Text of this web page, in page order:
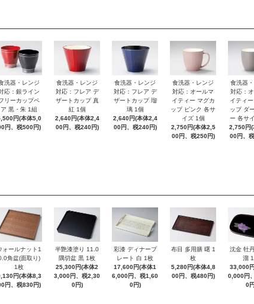
洗器・レンジ
応：銀ライン
リーカップペ
ア 黒・朱 1組
円(本体5,0
円、税500円)
食洗器・レンジ
対応：フレア デ
ザートカップ 真
紅 1個
2,640円(本体2,4
00円、税240円)
食洗器・レンジ
対応：フレア デ
ザートカップ 瑠
璃 1個
2,640円(本体2,4
00円、税240円)
食洗器・レンジ
対応：オールマ
イティー マグカ
ップ ピンク 各サ
イズ 1個
2,750円(本体2,5
00円、税250円)
食洗器
対応：
イティ
ップ ダ
ー 各サ
2,750円(
00円、
ォールナット1
角盆(面取り)
1枚
円(本体8,3
円、税830円)
半艶漆塗り 11.0
隅切盆 黒 1枚
25,300円(本体2
3,000円、税2,30
0円)
彩漆 ディナープ
レート 白 1枚
17,600円(本体1
6,000円、税1,60
0円)
布目 多用膳 曙 1
枚
5,280円(本体4,8
00円、税480円)
沈金 牡
溜
33,000
0,000円
0